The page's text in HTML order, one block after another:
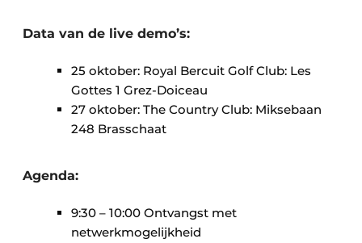
Data van de live demo’s:
25 oktober: Royal Bercuit Golf Club: Les
Gottes 1 Grez-Doiceau
27 oktober: The Country Club: Miksebaan
248 Brasschaat
Agenda:
9:30 – 10:00 Ontvangst met
netwerkmogelijkheid